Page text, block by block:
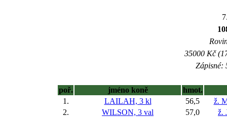
35000 Kč
Zápisné:
poř. jméno koně
hmot.
1.
LAILAH, 3 kl 56,5
ž.
2.
WILSON, 3 val 57,0
ž.